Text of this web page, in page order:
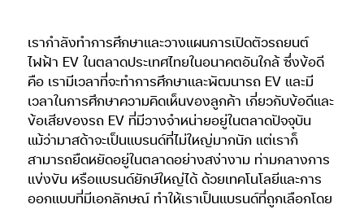
เรากำลังทำการศึกษาและวางแผนการเปิดตัวรถยนต์
ไฟฟ้า EV ในตลาดประเทศไทยในอนาคตอันใกล้ ซึ่งข้อดี
คือ เรามีเวลาที่จะทำการศึกษาและพัฒนารถ EV และมี
เวลาในการศึกษาความคิดเห็นของลูกค้า เกี่ยวกับข้อดีและ
ข้อเสียของรถ EV ที่มีวางจำหน่ายอยู่ในตลาดปัจจุบัน
แม้ว่ามาสด้าจะเป็นแบรนด์ที่ไม่ใหญ่มากนัก แต่เราก็
สามารถยืดหยัดอยู่ในตลาดอย่างสง่างาม ท่ามกลางการ
แข่งขัน หรือแบรนด์ยักษ์ใหญ่ได้ ด้วยเทคโนโลยีและการ
ออกแบบที่มีเอกลักษณ์ ทำให้เราเป็นแบรนด์ที่ถูกเลือกโดย